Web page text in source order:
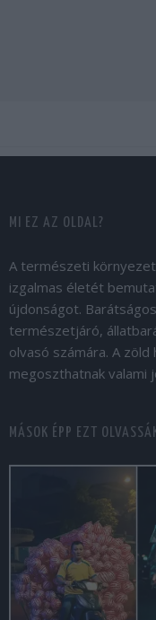
MI EZ AZ OLDAL?
A természeti
izgalmas életét
újdonságot.
természetjáró,
olvasó számára. A zöld
megoszthatnak valami
MÁSOK ÉPP EZT